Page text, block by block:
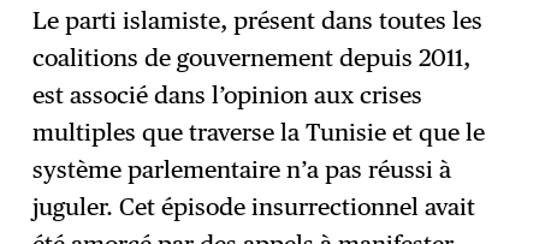
Le parti islamiste, présent dans toutes les
coalitions de gouvernement depuis 2011,
est associé dans l’opinion aux crises
multiples que traverse la Tunisie et que le
système parlementaire n’a pas réussi à
juguler. Cet épisode insurrectionnel avait